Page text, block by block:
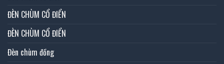
ĐÈN CHÙM CỔ ĐIỂN
ĐÈN CHÙM CỔ ĐIỂN
Đèn chùm đồng